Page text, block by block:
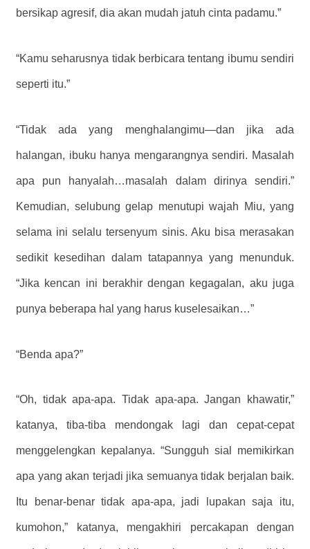
bersikap agresif, dia akan mudah jatuh cinta padamu.”
“Kamu seharusnya tidak berbicara tentang ibumu sendiri
seperti itu.”
“Tidak ada yang menghalangimu—dan jika ada
halangan, ibuku hanya mengarangnya sendiri. Masalah
apa pun hanyalah…masalah dalam dirinya sendiri.”
Kemudian, selubung gelap menutupi wajah Miu, yang
selama ini selalu tersenyum sinis. Aku bisa merasakan
sedikit kesedihan dalam tatapannya yang menunduk.
“Jika kencan ini berakhir dengan kegagalan, aku juga
punya beberapa hal yang harus kuselesaikan…”
“Benda apa?”
“Oh, tidak apa-apa. Tidak apa-apa. Jangan khawatir,”
katanya, tiba-tiba mendongak lagi dan cepat-cepat
menggelengkan kepalanya. “Sungguh sial memikirkan
apa yang akan terjadi jika semuanya tidak berjalan baik.
Itu benar-benar tidak apa-apa, jadi lupakan saja itu,
kumohon,” katanya, mengakhiri percakapan dengan